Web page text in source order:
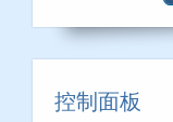
控制面板